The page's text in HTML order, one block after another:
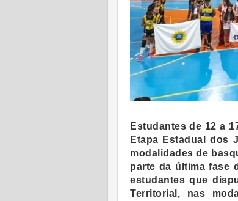
Estudantes de 12 a
Etapa Estadual dos
modalidades de
parte da última fase
estudantes que
Territorial, nas